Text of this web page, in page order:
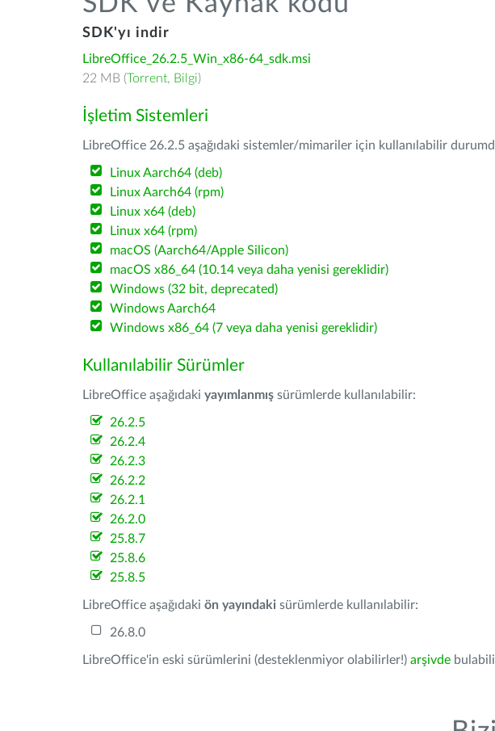
SDK'yı indir
LibreOffice_26.2.5_Win_x86-64_sdk.msi
22 MB (Torrent, Bilgi)
İşletim Sistemleri
LibreOffice 26.2.5 aşağıdaki sistemler/mimariler için kullanılabilir
Linux Aarch64 (deb)
Linux Aarch64 (rpm)
Linux x64 (deb)
Linux x64 (rpm)
macOS (Aarch64/Apple Silicon)
macOS x86_64 (10.14 veya daha yenisi gereklidir)
Windows (32 bit, deprecated)
Windows Aarch64
Windows x86_64 (7 veya daha yenisi gereklidir)
Kullanılabilir Sürümler
LibreOffice aşağıdaki yayımlanmış sürümlerde kullanılabilir:
26.2.5
26.2.4
26.2.3
26.2.2
26.2.1
26.2.0
25.8.7
25.8.6
25.8.5
LibreOffice aşağıdaki ön yayındaki sürümlerde kullanılabilir:
26.8.0
LibreOffice'in eski sürümlerini (desteklenmiyor olabilirler!) arşivde